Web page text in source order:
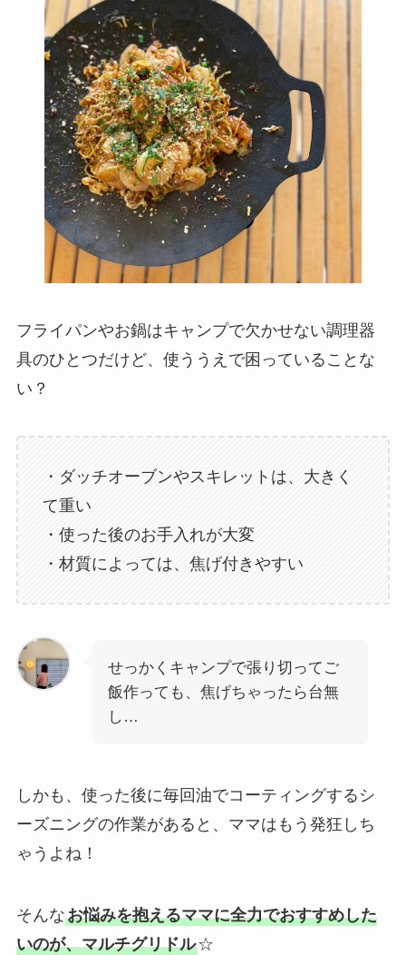
フライパンやお鍋はキャンプで欠かせない調理器
具のひとつだけど、使ううえで困っていることな
い？
・ダッチオーブンやスキレットは、大きく
て重い
・使った後のお手入れが大変
・材質によっては、焦げ付きやすい
せっかくキャンプで張り切ってご
飯作っても、焦げちゃったら台無
し…
しかも、使った後に毎回油でコーティングするシ
ーズニングの作業があると、ママはもう発狂しち
ゃうよね！
そんなお悩みを抱えるママに全力でおすすめした
いのが、マルチグリドル☆